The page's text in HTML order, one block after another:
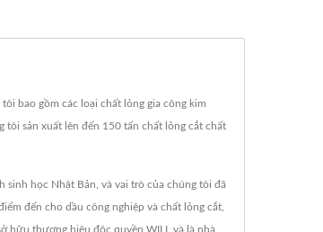
bao gồm các loại chất lỏng gia công kim
tôi sản xuất lên đến 150 tấn chất lỏng cắt chất
sinh học Nhật Bản, và vai trò của chúng tôi đã
đến cho dầu công nghiệp và chất lỏng cắt,
hữu thương hiệu độc quyền WILL và là nhà